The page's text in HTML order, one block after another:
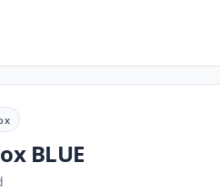
BLUE